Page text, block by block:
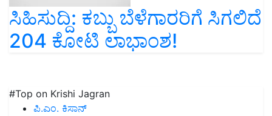
ಸಿಹಿಸುದ್ದಿ: ಕಬ್ಬು ಬೆಳೆಗಾರರಿಗೆ ಸಿಗಲಿದೆ
204 ಕೋಟಿ ಲಾಭಾಂಶ!
#Top on Krishi Jagran
ಪಿ.ಎಂ. ಕಿಸಾನ್